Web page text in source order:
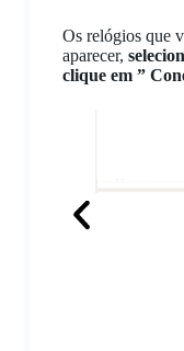
Os relógios que
aparecer,
clique em ”